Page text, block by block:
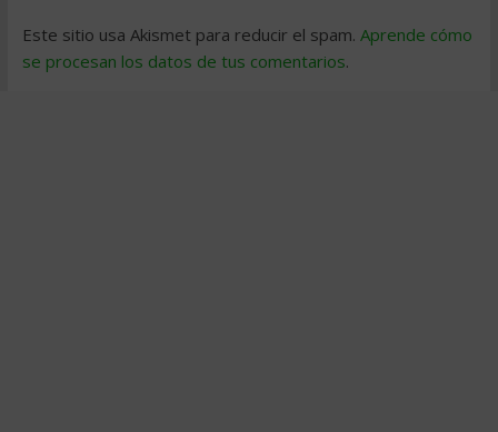
Este sitio usa Akismet para reducir el spam. Aprende cómo
se procesan los datos de tus comentarios.